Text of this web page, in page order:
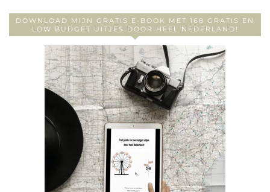
DOWNLOAD MIJN GRATIS E-BOOK MET 168 GRATIS EN
LOW BUDGET UITJES DOOR HEEL NEDERLAND!